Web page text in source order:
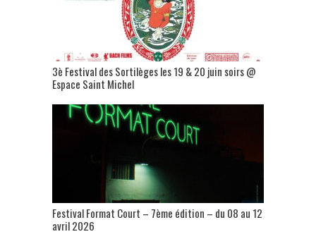
3è Festival des Sortilèges les 19 & 20 juin soirs @
Espace Saint Michel
Festival Format Court – 7ème édition – du 08 au 12
avril 2026